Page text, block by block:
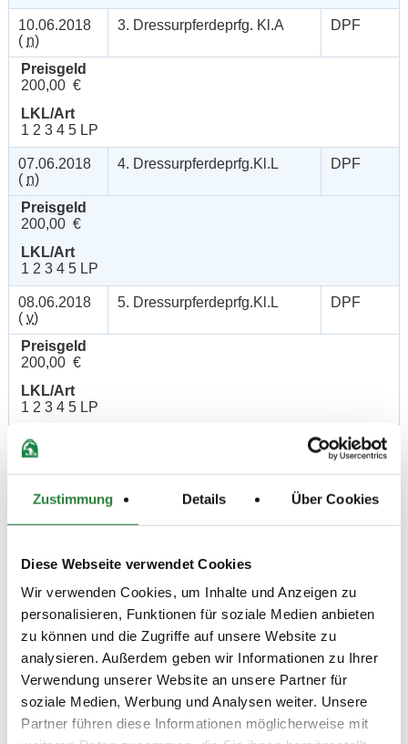
Zustimmung Details Über Cookies
Diese Webseite verwendet Cookies
Wir verwenden Cookies, um Inhalte und Anzeigen zu
personalisieren, Funktionen für soziale Medien anbieten
zu können und die Zugriffe auf unsere Website zu
analysieren. Außerdem geben wir Informationen zu Ihrer
Verwendung unserer Website an unsere Partner für
soziale Medien, Werbung und Analysen weiter. Unsere
Partner führen diese Informationen möglicherweise mit
10.06.2018
( n)
3. Dressurpferdeprfg. Kl.A DPF
Preisgeld
200,00 €
LKL/Art
1 2 3 4 5 LP
07.06.2018
( n)
4. Dressurpferdeprfg.Kl.L DPF
Preisgeld
200,00 €
LKL/Art
1 2 3 4 5 LP
08.06.2018
( v)
5. Dressurpferdeprfg.Kl.L DPF
Preisgeld
200,00 €
LKL/Art
1 2 3 4 5 LP
09.06.2018
(v)
DPF
200,00 €
LKL/Art
(n)
Preisgeld
300,00 €
LKL/Art
1 2 3 4 LP
09.06.2018
( n)
8. Dressurpferdeprfg. Kl.M DPF